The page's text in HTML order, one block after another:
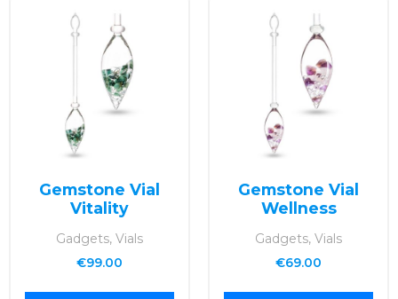
Gemstone Vial
Vitality
Gadgets, Vials
€99.00
Gemstone Vial
Wellness
Gadgets, Vials
€69.00